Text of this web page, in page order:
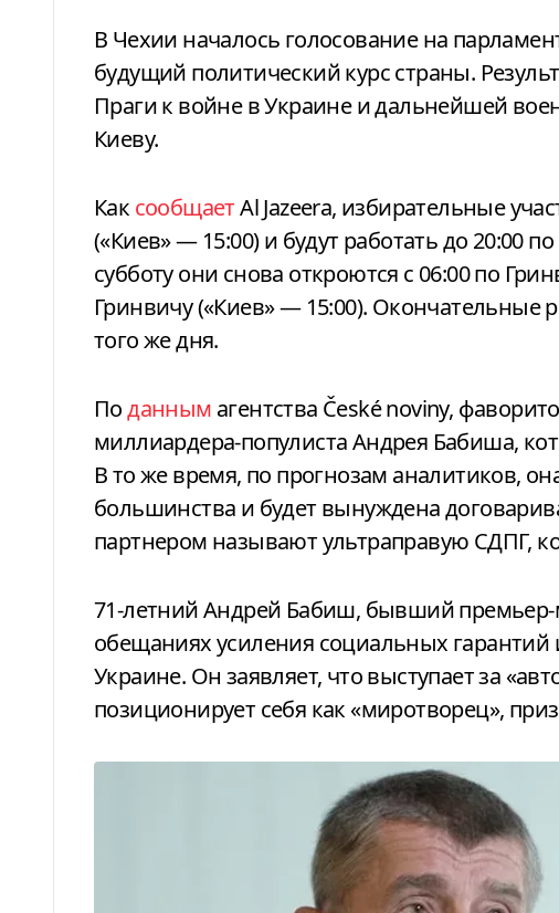
В Чехии началось голосование на парламентских выборах, которые определят
будущий политический курс страны.
Праги к войне в Украине и дальнейшей
Киеву.
Как сообщаетAl Jazeera, избирательные
(«Киев» — 15:00) и будут работать до 20:00
субботу они снова откроются с 06:00 по
Гринвичу («Киев» — 15:00). Окончательные
того же дня.
Поданным агентства České noviny,
миллиардера-популиста Андрея Бабиша,
В то же время, по прогнозам аналитиков,
большинства и будет вынуждена
партнером называют ультраправую СДПГ,
71-летний Андрей Бабиш, бывший
обещаниях усиления социальных
Украине. Он заявляет, что выступает за
позиционирует себя как «миротворец»,